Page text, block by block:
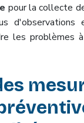
pour la collecte
d'observations
les problèmes